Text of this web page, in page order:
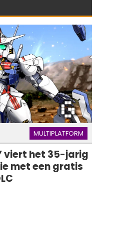
MULTIPLATFORM
viert het 35-jarig
met een gratis